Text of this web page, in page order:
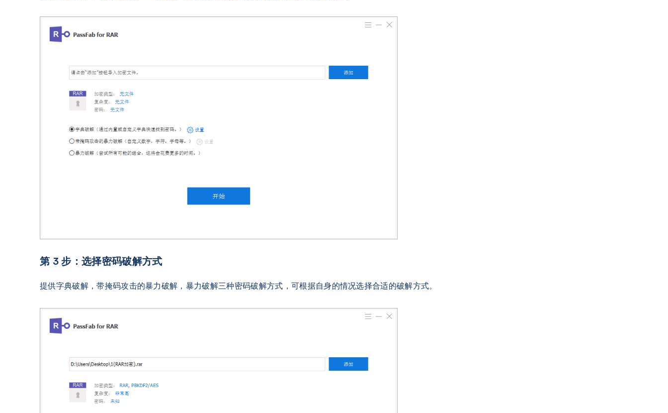
第 3 步：选择密码破解方式
提供字典破解，带掩码攻击的暴力破解，暴力破解三种密码破解方式，可根据自身的情况选择合适的破解方式。